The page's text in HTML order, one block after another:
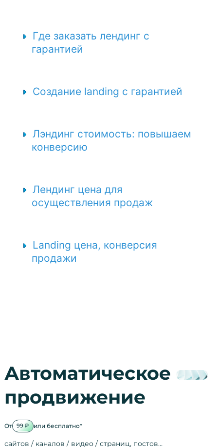
Где заказать лендинг с
гарантией
Создание landing с гарантией
Лэндинг стоимость: повышаем
конверсию
Лендинг цена для
осуществления продаж
Landing цена, конверсия
продажи
Автоматическое
продвижение
От 99 ₽ или бесплатно*
сайтов / каналов / видео / страниц, постов…